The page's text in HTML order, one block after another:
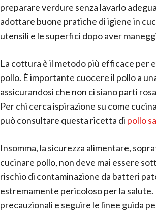
preparare verdure senza lavarlo
adottare buone pratiche di igiene in
utensili e le superfici dopo aver
La cottura è il metodo più efficace per
pollo. È importante cuocere il pollo a
assicurandosi che non ci siano parti
Per chi cerca ispirazione su come
può consultare questa ricetta di pollo
Insomma, la sicurezza alimentare,
cucinare pollo, non deve mai essere
rischio di contaminazione da batteri
estremamente pericoloso per la
precauzionali e seguire le linee guida